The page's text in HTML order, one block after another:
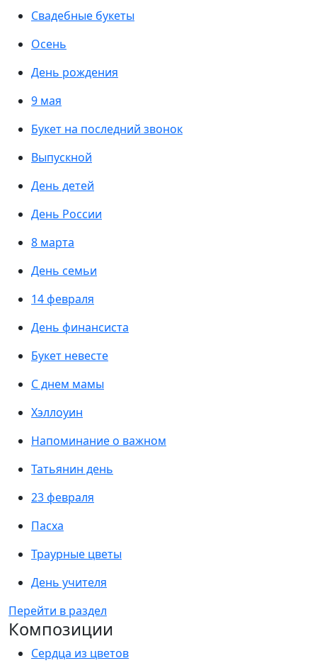
Свадебные букеты
Осень
День рождения
9 мая
Букет на последний звонок
Выпускной
День детей
День России
8 марта
День семьи
14 февраля
День финансиста
Букет невесте
С днем мамы
Хэллоуин
Напоминание о важном
Татьянин день
23 февраля
Пасха
Траурные цветы
День учителя
Перейти в раздел
Композиции
Сердца из цветов